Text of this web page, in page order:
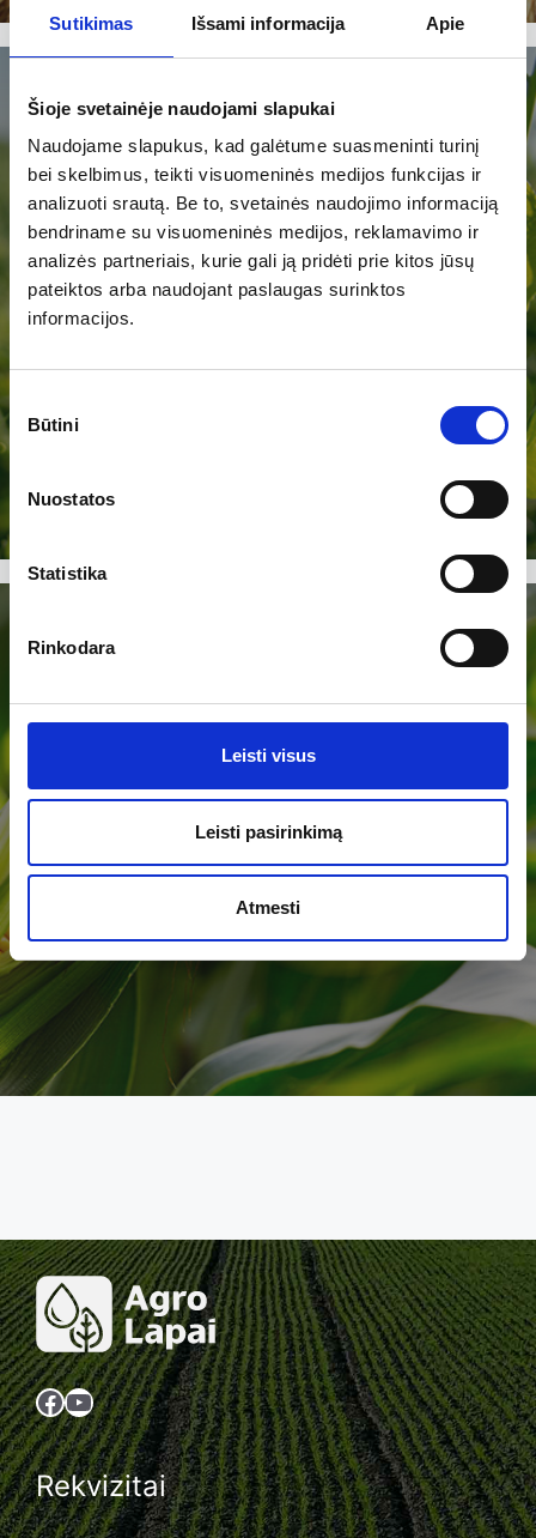
Sutikimas Išsami informacija Apie
Šioje svetainėje naudojami slapukai
Naudojame slapukus, kad galėtume suasmeninti turinį
bei skelbimus, teikti visuomeninės medijos funkcijas ir
analizuoti srautą. Be to, svetainės naudojimo informaciją
bendriname su visuomeninės medijos, reklamavimo ir
analizės partneriais, kurie gali ją pridėti prie kitos jūsų
pateiktos arba naudojant paslaugas surinktos
informacijos.
pasirinkimas
Būtini
Nuostatos
Statistika
Rinkodara
Leisti visus
Leisti pasirinkimą
Atmesti
LEGUGUARD
MAISGUARD
Plačiau
Facebook
YouTube
Rekvizitai